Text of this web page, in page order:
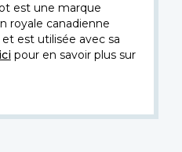
est une marque
royale canadienne
est utilisée avec sa
pour en savoir plus sur